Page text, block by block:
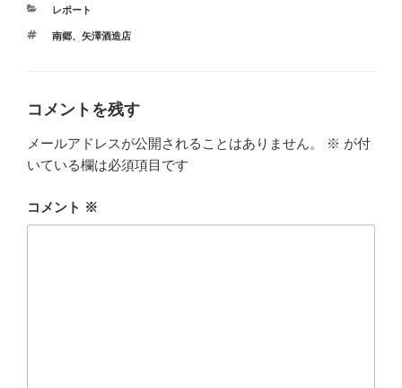
カ
ゴ
レポート
タ
南郷、 矢澤酒造店
コメントを残す
メールアドレスが公開されることはありません。 ※ が付
いている欄は必須項目です
コメント ※